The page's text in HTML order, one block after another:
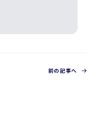
前の記事へ